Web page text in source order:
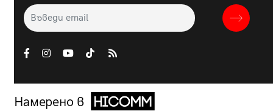
Намерено в